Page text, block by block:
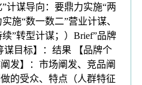
计谋导向：要鼎力实施“两
施“数一数二”营业计谋、
”转型计谋；）Brief”品牌
谋目标】：结果 【品牌个
发】：市场阐发、竞品阐
的受众、特点（人群特征